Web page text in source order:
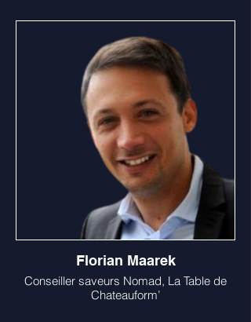
Florian Maarek
Conseiller saveurs Nomad, La Table de
Chateauform’